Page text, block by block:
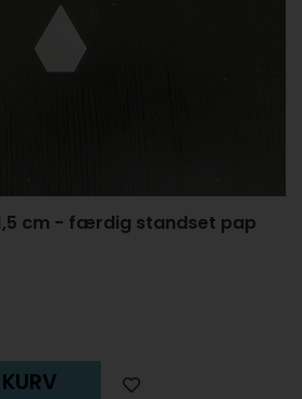
cm - færdig standset pap